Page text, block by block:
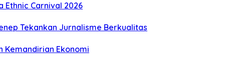
Ethnic Carnival 2026
Tekankan Jurnalisme Berkualitas
Kemandirian Ekonomi